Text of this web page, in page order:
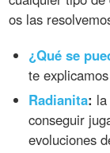
os las
¿Qué se
te
Radianita:
conseguir
evoluciones